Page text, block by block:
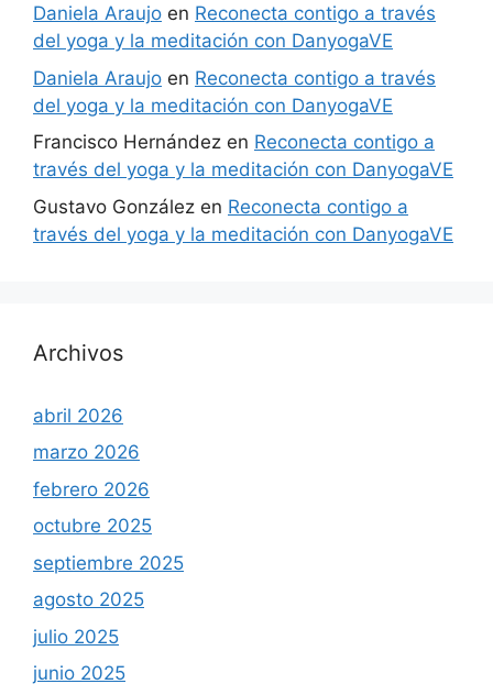
Daniela Araujo en Reconecta contigo a través
del yoga y la meditación con DanyogaVE
Daniela Araujo en Reconecta contigo a través
del yoga y la meditación con DanyogaVE
Francisco Hernández en Reconecta contigo a
través del yoga y la meditación con DanyogaVE
Gustavo González en Reconecta contigo a
través del yoga y la meditación con DanyogaVE
Archivos
abril 2026
marzo 2026
febrero 2026
octubre 2025
septiembre 2025
agosto 2025
julio 2025
junio 2025